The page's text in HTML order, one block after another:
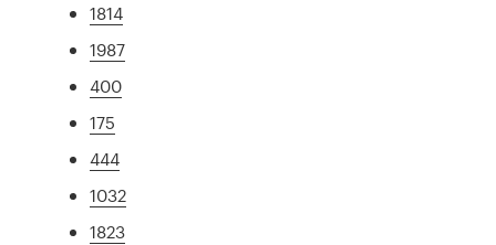
1814
1987
400
175
444
1032
1823